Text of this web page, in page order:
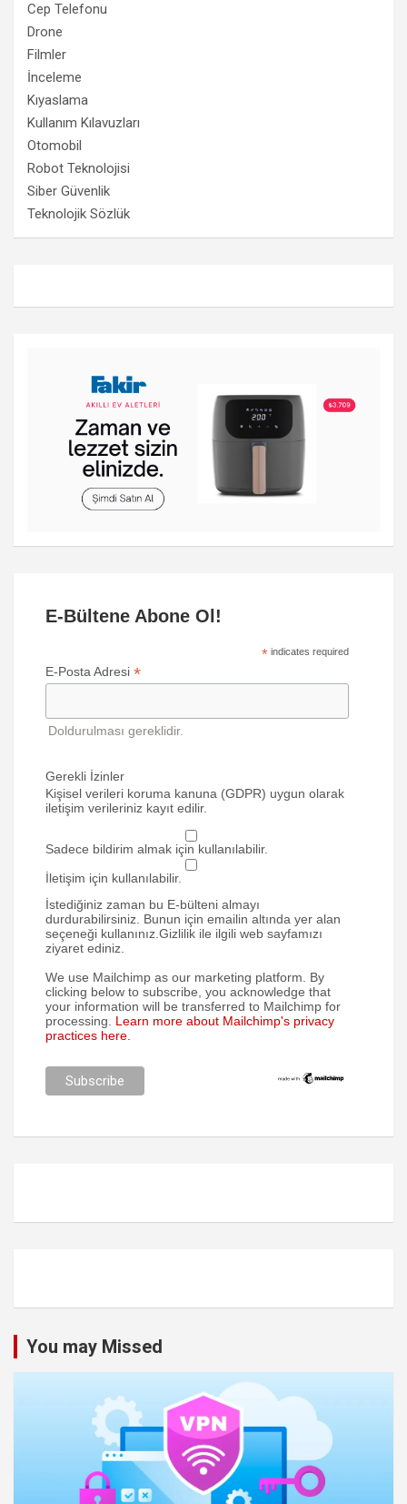
Cep Telefonu
Drone
Filmler
İnceleme
Kıyaslama
Kullanım Kılavuzları
Otomobil
Robot Teknolojisi
Siber Güvenlik
Teknolojik Sözlük
E-Bültene Abone Ol!
* indicates required
E-Posta Adresi *
Doldurulması gereklidir.
Gerekli İzinler
Kişisel verileri koruma kanuna (GDPR) uygun olarak
iletişim verileriniz kayıt edilir.
Sadece bildirim almak için kullanılabilir.
İletişim için kullanılabilir.
İstediğiniz zaman bu E-bülteni almayı
durdurabilirsiniz. Bunun için emailin altında yer alan
seçeneği kullanınız.Gizlilik ile ilgili web sayfamızı
ziyaret ediniz.
We use Mailchimp as our marketing platform. By
clicking below to subscribe, you acknowledge that
your information will be transferred to Mailchimp for
processing. Learn more about Mailchimp's privacy
practices here.
You may Missed